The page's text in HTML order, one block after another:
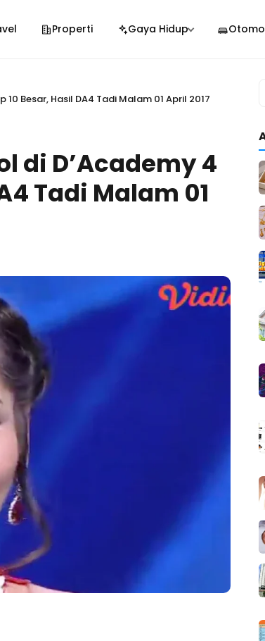
Properti Gaya Hidup
Besar, Hasil DA4 Tadi Malam 01 April 2017
di D’Academy 4
Tadi Malam 01